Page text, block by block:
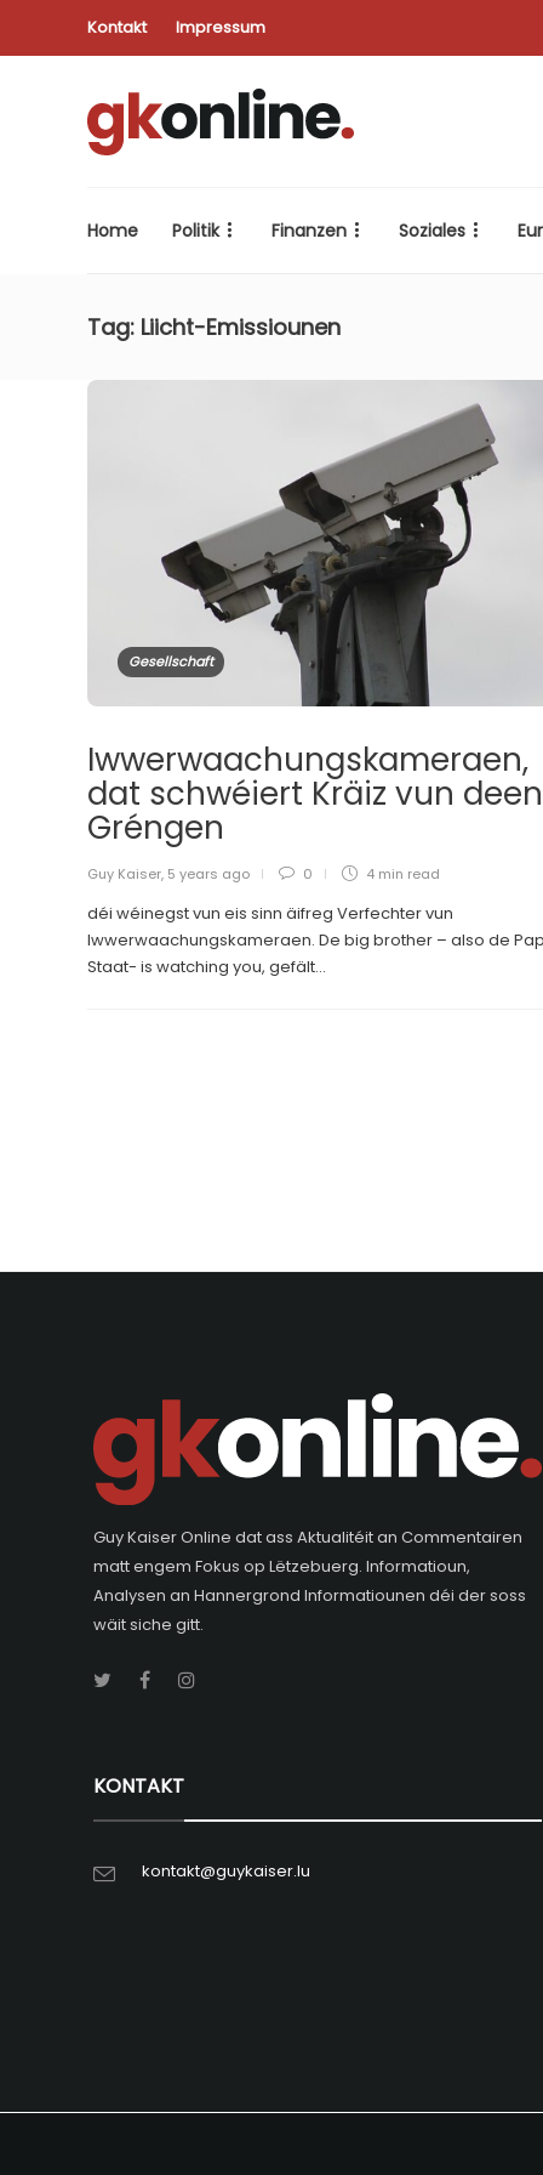
Kontakt Impressum
Home Politik Finanzen Soziales
Tag: Liicht-Emissiounen
Gesellschaft
Iwwerwaachungskameraen,
dat schwéiert Kräiz vun
Gréngen
Guy Kaiser, 5 years ago 0 4 min read
déi wéinegst vun eis sinn äifreg Verfechter vun
Iwwerwaachungskameraen. De big brother – also de
Staat- is watching you, gefält...
Guy Kaiser Online dat ass Aktualitéit an Commentairen
matt engem Fokus op Lëtzebuerg. Informatioun,
Analysen an Hannergrond Informatiounen déi der soss
wäit siche gitt.
KONTAKT
kontakt@guykaiser.lu